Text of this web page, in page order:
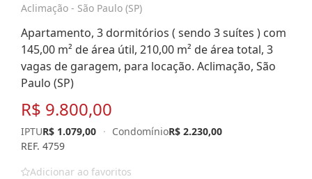
Aclimação - São Paulo (SP)
Apartamento, 3 dormitórios ( sendo 3 suítes ) com
145,00 m² de área útil, 210,00 m² de área total, 3
vagas de garagem, para locação. Aclimação, São
Paulo (SP)
R$ 9.800,00
IPTUR$ 1.079,00 · CondomínioR$ 2.230,00
REF. 4759
Adicionar ao favoritos